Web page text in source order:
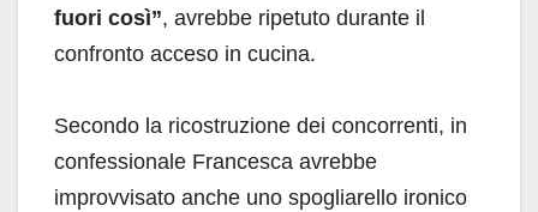
fuori così”, avrebbe ripetuto durante il
confronto acceso in cucina.
Secondo la ricostruzione dei concorrenti, in
confessionale Francesca avrebbe
improvvisato anche uno spogliarello ironico